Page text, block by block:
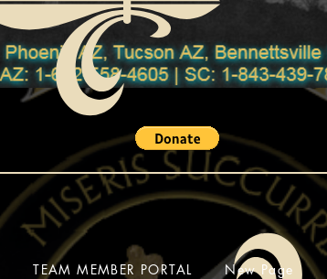
TEAM MEMBER PORTAL New Page